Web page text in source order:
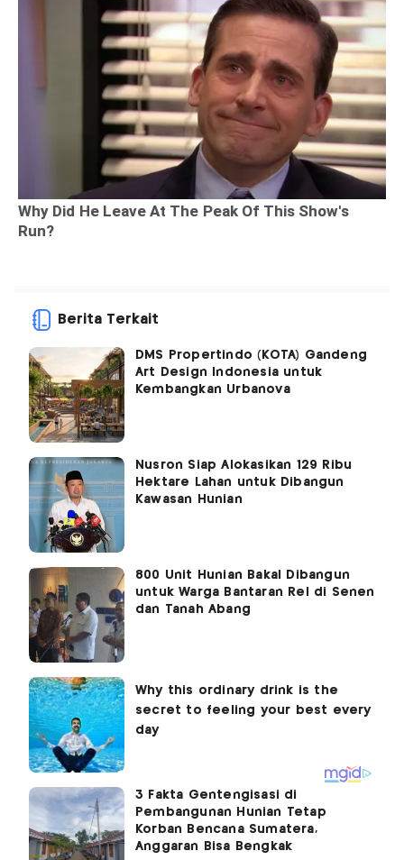
Berita Terkait
DMS Propertindo (KOTA) Gandeng
Art Design Indonesia untuk
Kembangkan Urbanova
Nusron Siap Alokasikan 129 Ribu
Hektare Lahan untuk Dibangun
Kawasan Hunian
800 Unit Hunian Bakal Dibangun
untuk Warga Bantaran Rel di Senen
dan Tanah Abang
3 Fakta Gentengisasi di
Pembangunan Hunian Tetap
Korban Bencana Sumatera,
Anggaran Bisa Bengkak